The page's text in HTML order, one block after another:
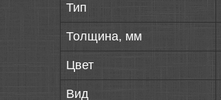
Тип
Толщина, мм
Цвет
Вид